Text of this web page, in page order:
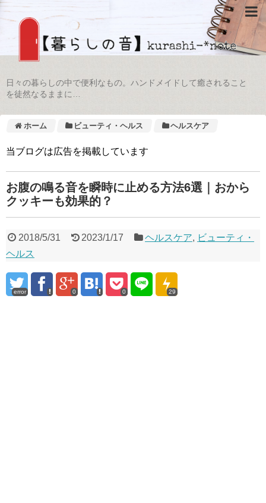
日々の暮らしの中で便利なもの。ハンドメイドして癒されること
を徒然なるままに…
ホーム ビューティ・ヘルス ヘルスケア
当ブログは広告を掲載しています
お腹の鳴る音を瞬時に止める方法6選｜おから
クッキーも効果的？
2018/5/31 2023/1/17 ヘルスケア, ビューティ・
ヘルス
error 0 0 29